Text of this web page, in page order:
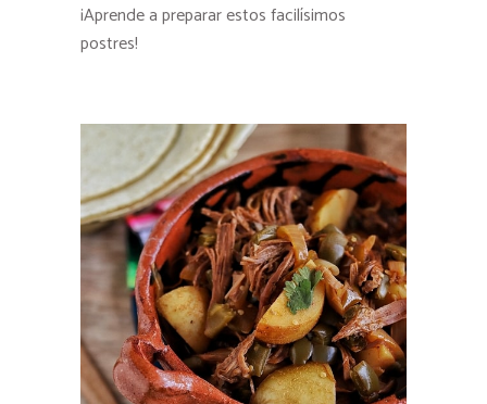
¡Aprende a preparar estos facilísimos
postres!